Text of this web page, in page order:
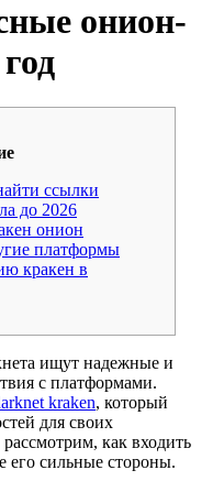
онион-
ссылки
до 2026
онион
платформы
кракен в
ищут надежные и
с платформами.
kraken, который
для своих
как входить
его сильные стороны.